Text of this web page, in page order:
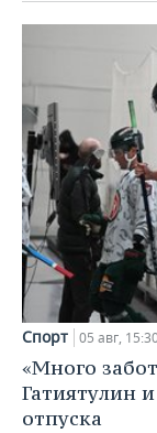
Спорт 05 авг,
«Много
Гатиятулин
отпуска